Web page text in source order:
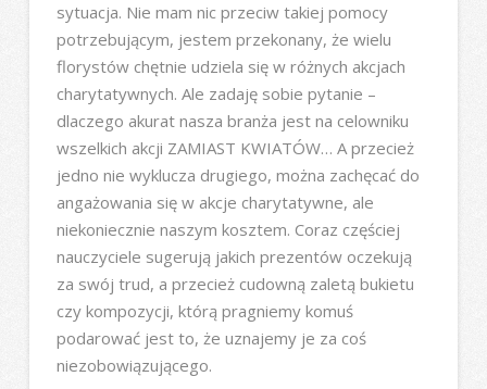
sytuacja. Nie mam nic przeciw takiej pomocy
potrzebującym, jestem przekonany, że wielu
florystów chętnie udziela się w różnych akcjach
charytatywnych. Ale zadaję sobie pytanie –
dlaczego akurat nasza branża jest na celowniku
wszelkich akcji ZAMIAST KWIATÓW… A przecież
jedno nie wyklucza drugiego, można zachęcać do
angażowania się w akcje charytatywne, ale
niekoniecznie naszym kosztem. Coraz częściej
nauczyciele sugerują jakich prezentów oczekują
za swój trud, a przecież cudowną zaletą bukietu
czy kompozycji, którą pragniemy komuś
podarować jest to, że uznajemy je za coś
niezobowiązującego.